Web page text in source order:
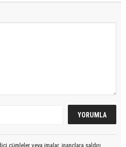
cümleler veya imalar, inançlara saldırı